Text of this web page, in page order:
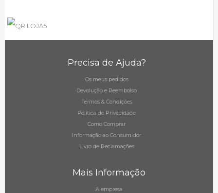
Precisa de Ajuda?
Os meus pedidos
Devolução e Reembolso
Termos & Condições
Política de Privacidade
Como Comprar
Informação ao Consumidor
Livro de Reclamações
Mais Informação
A empresa